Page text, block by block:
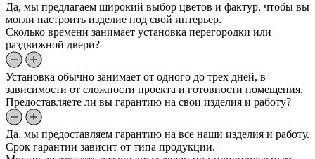
Да, мы предлагаем широкий выбор цветов и фактур, чтобы вы
могли настроить изделие под свой интерьер.
Сколько времени занимает установка перегородки или
раздвижной двери?
Установка обычно занимает от одного до трех дней, в
зависимости от сложности проекта и готовности помещения.
Предоставляете ли вы гарантию на свои изделия и работу?
Да, мы предоставляем гарантию на все наши изделия и работу.
Срок гарантии зависит от типа продукции.